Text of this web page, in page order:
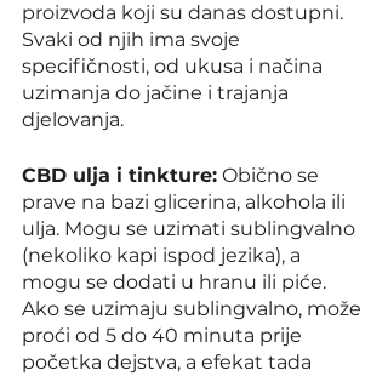
proizvoda koji su danas dostupni.
Svaki od njih ima svoje
specifičnosti, od ukusa i načina
uzimanja do jačine i trajanja
djelovanja.
CBD ulja i tinkture: Obično se
prave na bazi glicerina, alkohola ili
ulja. Mogu se uzimati sublingvalno
(nekoliko kapi ispod jezika), a
mogu se dodati u hranu ili piće.
Ako se uzimaju sublingvalno, može
proći od 5 do 40 minuta prije
početka dejstva, a efekat tada